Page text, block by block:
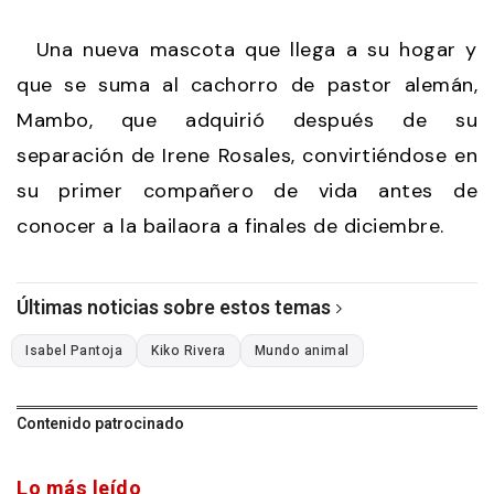
Una nueva mascota que llega a su hogar y
que se suma al cachorro de pastor alemán,
Mambo, que adquirió después de su
separación de Irene Rosales, convirtiéndose en
su primer compañero de vida antes de
conocer a la bailaora a finales de diciembre.
Últimas noticias sobre estos temas
Isabel Pantoja Kiko Rivera Mundo animal
Contenido patrocinado